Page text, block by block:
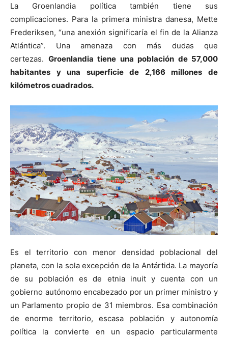
La Groenlandia política también tiene sus
complicaciones. Para la primera ministra danesa, Mette
Frederiksen, “una anexión significaría el fin de la Alianza
Atlántica”. Una amenaza con más dudas que
certezas. Groenlandia tiene una población de 57,000
habitantes y una superficie de 2,166 millones de
kilómetros cuadrados.
Es el territorio con menor densidad poblacional del
planeta, con la sola excepción de la Antártida. La mayoría
de su población es de etnia inuit y cuenta con un
gobierno autónomo encabezado por un primer ministro y
un Parlamento propio de 31 miembros. Esa combinación
de enorme territorio, escasa población y autonomía
política la convierte en un espacio particularmente